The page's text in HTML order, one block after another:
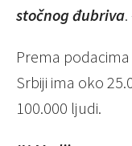
stočnog đubriva
Prema
Srbiji ima oko
100.000 ljudi.